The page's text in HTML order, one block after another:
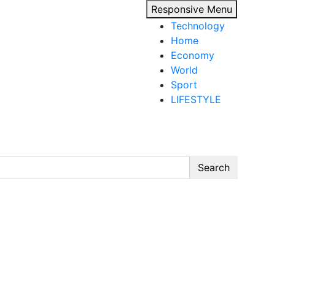
Responsive Menu
Technology
Home
Economy
World
Sport
LIFESTYLE
Search